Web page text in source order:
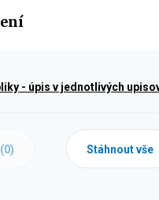
- úpis v jednotlivých
0) Stáhnout vše